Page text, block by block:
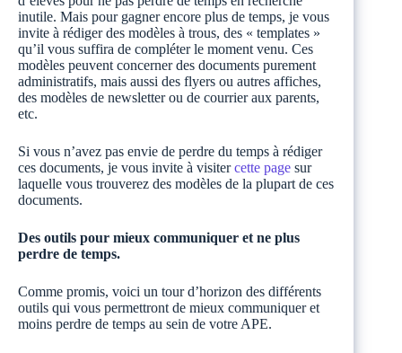
inutile. Mais pour gagner encore plus de temps, je vous
invite à rédiger des modèles à trous, des « templates »
qu’il vous suffira de compléter le moment venu. Ces
modèles peuvent concerner des documents purement
administratifs, mais aussi des flyers ou autres affiches,
des modèles de newsletter ou de courrier aux parents,
etc.
Si vous n’avez pas envie de perdre du temps à rédiger
ces documents, je vous invite à visitercette page sur
laquelle vous trouverez des modèles de la plupart de ces
documents.
Des outils pour mieux communiquer et ne plus
perdre de temps.
Comme promis, voici un tour d’horizon des différents
outils qui vous permettront de mieux communiquer et
moins perdre de temps au sein de votre APE.